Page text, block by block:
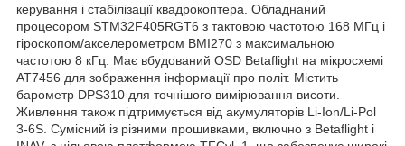
керування і стабілізації квадрокоптера. Обладнаний
процесором STM32F405RGT6 з тактовою частотою 168 МГц і
гіроскопом/акселерометром ВМІ270 з максимальною
частотою 8 кГц. Має вбудований OSD Betaflight на мікросхемі
AT7456 для зображення інформації про політ. Містить
барометр DPS310 для точнішого вимірювання висоти.
Живлення також підтримується від акумуляторів Li-Ion/Li-Pol
3-6S. Сумісний із різними прошивками, включно з Betaflight і